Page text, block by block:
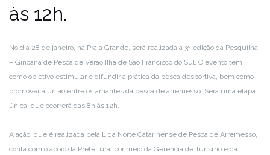
às 12h.
No dia 28 de janeiro, na Praia Grande, será realizada a 3ª edição da Pesquilha
– Gincana de Pesca de Verão Ilha de São Francisco do Sul. O evento tem
como objetivo estimular e difundir a prática da pesca desportiva, bem como
promover a união entre os amantes da pesca de arremesso. Será uma etapa
única, que ocorrerá das 8h às 12h.
A ação, que é realizada pela Liga Norte Catarinense de Pesca de Arremesso,
conta com o apoio da Prefeitura, por meio da Gerência de Turismo e da